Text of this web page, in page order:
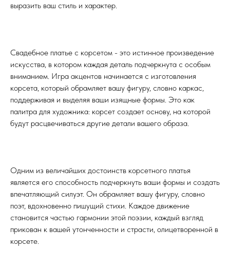
выразить ваш стиль и характер.
Свадебное платье с корсетом - это истинное произведение
искусства, в котором каждая деталь подчеркнута с особым
вниманием. Игра акцентов начинается с изготовления
корсета, который обрамляет вашу фигуру, словно каркас,
поддерживая и выделяя ваши изящные формы. Это как
палитра для художника: корсет создает основу, на которой
будут расцвечиваться другие детали вашего образа.
Одним из величайших достоинств корсетного платья
является его способность подчеркнуть ваши формы и создать
впечатляющий силуэт. Он обрамляет вашу фигуру, словно
поэт, вдохновенно пишущий стихи. Каждое движение
становится частью гармонии этой поэзии, каждый взгляд
прикован к вашей утонченности и страсти, олицетворенной в
корсете.